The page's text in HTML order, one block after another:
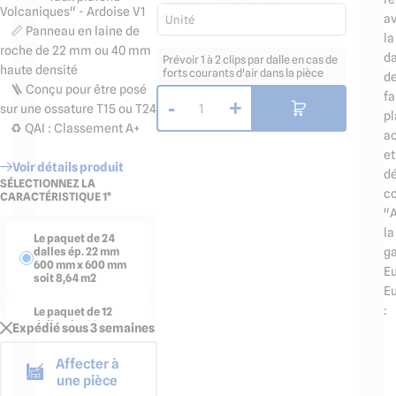
Volcaniques" - Ardoise V1
📏 Panneau en laine de
roche de 22 mm ou 40 mm
haute densité
🪜 Conçu pour être posé
sur une ossature T15 ou T24
♻️ QAI : Classement A+
Voir détails produit
SÉLECTIONNEZ LA
CARACTÉRISTIQUE 1*
Le paquet de 24
dalles ép. 22 mm
600 mm x 600 mm
soit 8,64 m2
Le paquet de 12
dalles ép. 22 mm
Le paquet de 20
Expédié sous 3 semaines
Affecter à
une pièce
Unité
Prévoir 1 à 2 clips par dalle en cas de
forts courants d'air dans la pièce
- 1 +
la
et
la
: